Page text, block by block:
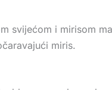
svijećom i mirisom
miris.